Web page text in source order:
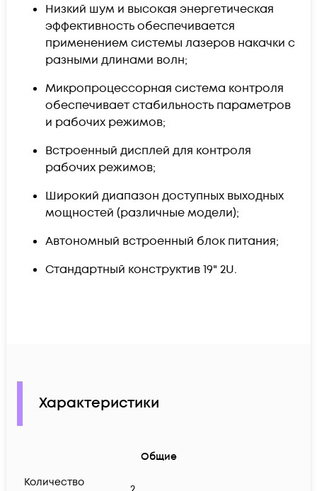
Низкий шум и высокая энергетическая
эффективность обеспечивается
применением системы лазеров накачки с
разными длинами волн;
Микропроцессорная система контроля
обеспечивает стабильность параметров
и рабочих режимов;
Встроенный дисплей для контроля
рабочих режимов;
Широкий диапазон доступных выходных
мощностей (различные модели);
Автономный встроенный блок питания;
Стандартный конструктив 19" 2U.
Характеристики
Общие
Количество